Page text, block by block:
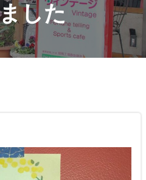
ッ
プした